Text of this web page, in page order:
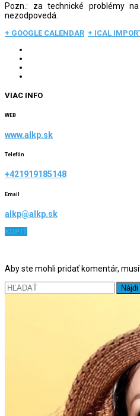
Pozn.: za technické problémy
nezodpovedá.
+ GOOGLE CALENDAR + ICAL
VIAC INFO
WEB
www.alkp.sk
Telefón
+421919185148
Email
alkp@alkp.sk
KÚPIŤ
Aby ste mohli pridať komentár,
Hľadať: